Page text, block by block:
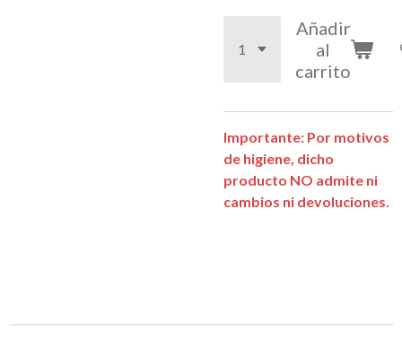
Añadir
al
carrito
Importante: Por motivos
de higiene, dicho
producto NO admite ni
cambios ni devoluciones.